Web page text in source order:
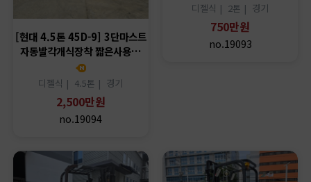
[현대 4.5톤 45D-9] 3단마스트
자동발각개식장착 짧은사용…
디젤식 | 4.5톤 | 경기
2,500만원
no.19094
디젤식 | 2톤 | 경기
750만원
no.19093